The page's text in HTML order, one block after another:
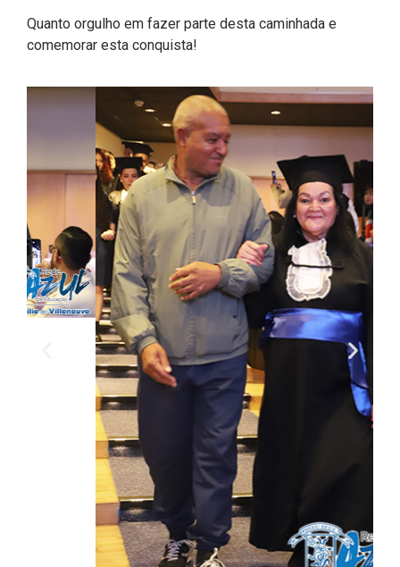
Quanto orgulho em fazer parte desta caminhada e
comemorar esta conquista!